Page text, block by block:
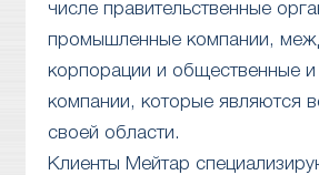
числе правительственные
промышленные компании,
корпорации и общественные и
компании, которые являются
своей области.
Клиенты Мейтар